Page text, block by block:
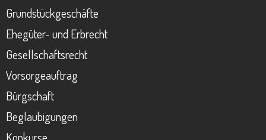
Grundstückgeschäfte
Ehegüter- und Erbrecht
Gesellschaftsrecht
Vorsorgeauftrag
Bürgschaft
Beglaubigungen